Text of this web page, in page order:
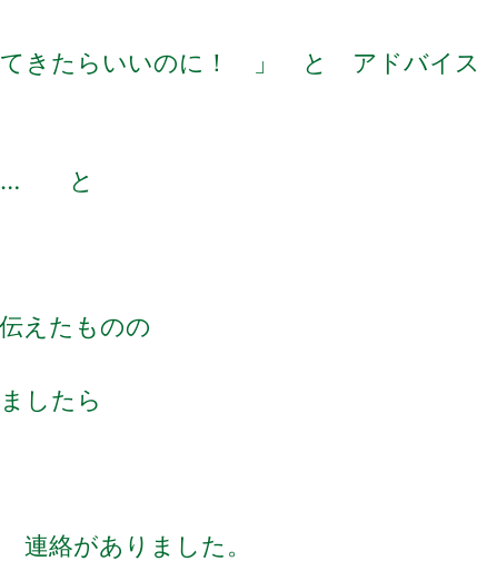
てきたらいいのに！ 」 と アドバイス
し… と
えたものの
したら
絡がありました。